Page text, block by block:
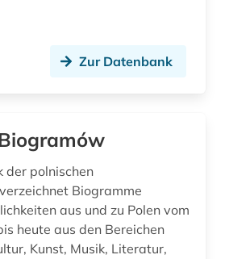
Zur Datenbank
der polnischen
Biogramme
aus und zu Polen vom
heute aus den Bereichen
Kunst, Musik, Literatur,